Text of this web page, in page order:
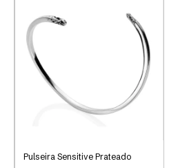
Pulseira Sensitive Prateado